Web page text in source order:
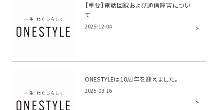
【重要】電話回線および通信障害につい
て
2025-12-04
ONESTYLEは10周年を迎えました。
2025-09-16